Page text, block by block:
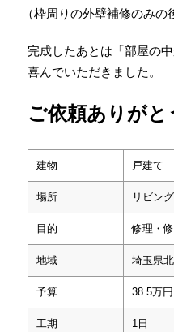
（枠周りの外壁補修のみの
完成したあとは「部屋の
喜んでいただきました。
ご依頼ありがと
建物 戸建て
場所 リビン
目的 修理・
地域 埼玉県
予算 38.5万円
工期 1日